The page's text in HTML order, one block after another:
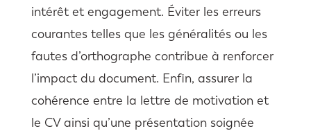
intérêt et engagement. Éviter les erreurs
courantes telles que les généralités ou les
fautes d’orthographe contribue à renforcer
l’impact du document. Enfin, assurer la
cohérence entre la lettre de motivation et
le CV ainsi qu’une présentation soignée